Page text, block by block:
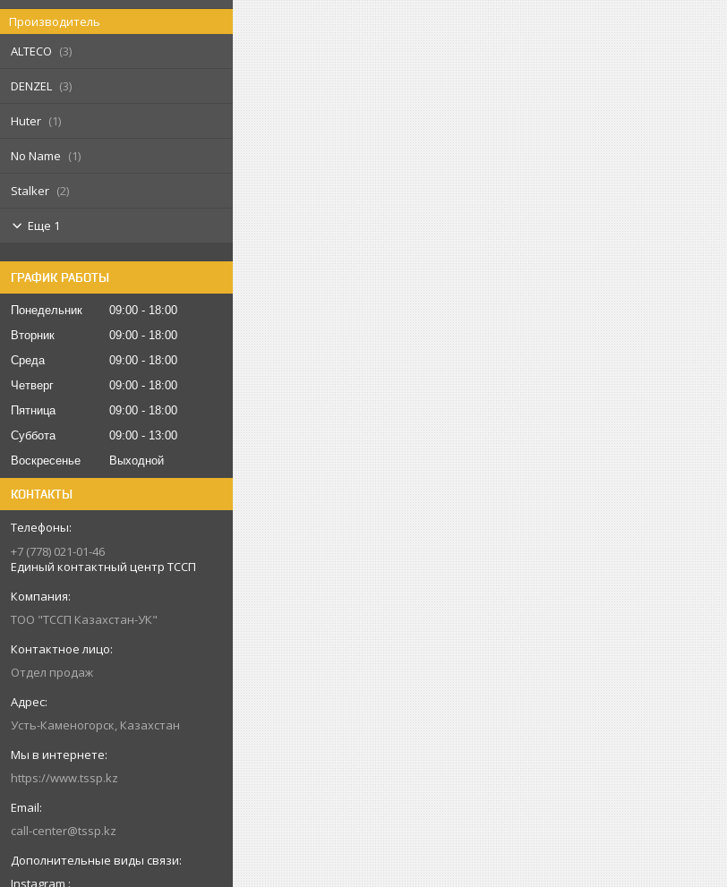
Производитель
ALTECO
3
DENZEL 3
Huter 1
No Name 1
Stalker 2
Еще 1
ГРАФИК РАБОТЫ
Понедельник 09:00
18:00
Вторник
09:00
18:00
Среда
09:00
18:00
Четверг
09:00
18:00
Пятница
09:00
18:00
Суббота
09:00
13:00
Воскресенье
Выходной
КОНТАКТЫ
+7 (778) 021-01-46
Единый контактный центр ТССП
ТОО "ТССП Казахстан-УК"
Отдел продаж
Усть-Каменогорск, Казахстан
https://www.tssp.kz
call-center@tssp.kz
Instagram